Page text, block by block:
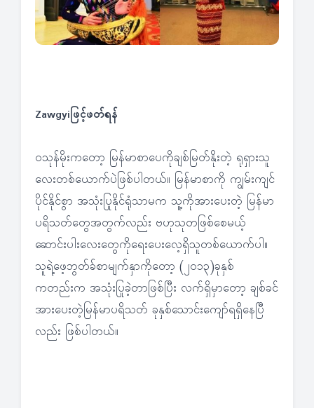
Zawgyiဖြင့်ဖတ်ရန်
ဝသုန်မိုးကတော့ မြန်မာစာပေကိုချစ်မြတ်နိုးတဲ့ ရုရှားသူ
လေးတစ်ယောက်ပဲဖြစ်ပါတယ်။ မြန်မာစာကို ကျွမ်းကျင်
ပိုင်နိုင်စွာ အသုံးပြုနိုင်ရုံသာမက သူ့ကိုအားပေးတဲ့ မြန်မာ
ပရိသတ်တွေအတွက်လည်း ဗဟုသုတဖြစ်စေမယ့်
ဆောင်းပါးလေးတွေကိုရေးပေးလေ့ရှိသူတစ်ယောက်ပါ။
သူရဲ့ဖေ့ဘွတ်ခ်စာမျက်နှာကိုတော့ (၂၀၁၃)ခုနှစ်
ကတည်းက အသုံးပြုခဲ့တာဖြစ်ပြီး လက်ရှိမှာတော့ ချစ်ခင်
အားပေးတဲ့မြန်မာပရိသတ် ခုနှစ်သောင်းကျော်ရရှိနေပြီ
လည်း ဖြစ်ပါတယ်။